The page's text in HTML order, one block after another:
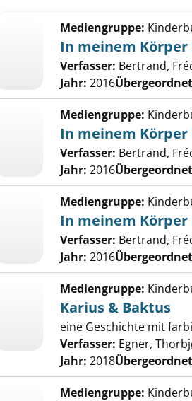
Zu den Suchfiltern springen
Mediengruppe:
In meinem Körper
Verfasser: Bertrand,
Jahr: 2016
Mediengruppe:
In meinem Körper
Verfasser: Bertrand,
Jahr: 2016
Mediengruppe:
In meinem Körper
Verfasser: Bertrand,
Jahr: 2016
Mediengruppe:
Karius & Baktus
eine Geschichte mit
Verfasser: Egner,
Jahr: 2018
Mediengruppe: